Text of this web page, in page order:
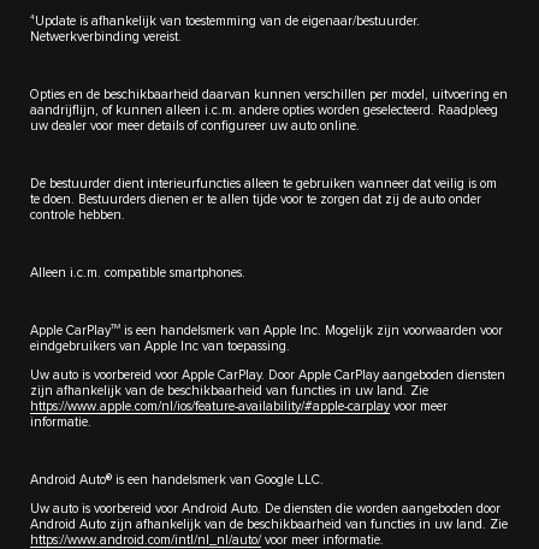
4Update is afhankelijk van toestemming van de eigenaar/bestuurder.
Netwerkverbinding vereist.
Opties en de beschikbaarheid daarvan kunnen verschillen per model, uitvoering en
aandrijflijn, of kunnen alleen i.c.m. andere opties worden geselecteerd. Raadpleeg
uw dealer voor meer details of configureer uw auto online.
De bestuurder dient interieurfuncties alleen te gebruiken wanneer dat veilig is om
te doen. Bestuurders dienen er te allen tijde voor te zorgen dat zij de auto onder
controle hebben.
Alleen i.c.m. compatible smartphones.
Apple CarPlayTM is een handelsmerk van Apple Inc. Mogelijk zijn voorwaarden voor
eindgebruikers van Apple Inc van toepassing.
Uw auto is voorbereid voor Apple CarPlay. Door Apple CarPlay aangeboden diensten
zijn afhankelijk van de beschikbaarheid van functies in uw land. Zie
https://www.apple.com/nl/ios/feature-availability/#apple-carplayvoor meer
informatie.
Android Auto® is een handelsmerk van Google LLC.
Uw auto is voorbereid voor Android Auto. De diensten die worden aangeboden door
Android Auto zijn afhankelijk van de beschikbaarheid van functies in uw land. Zie
https://www.android.com/intl/nl_nl/auto/ voor meer informatie.